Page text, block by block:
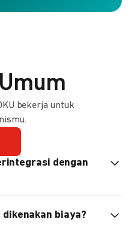
bekerja untuk
dengan
website Anda.biaya?